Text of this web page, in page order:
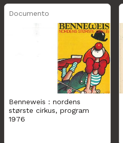
Documento
Benneweis : nordens
største cirkus, program
1976